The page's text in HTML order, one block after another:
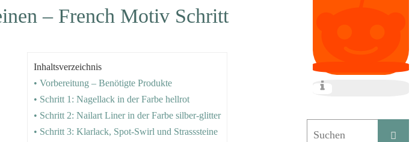
– French Motiv Schritt
Inhaltsverzeichnis
• Vorbereitung – Benötigte Produkte
• Schritt 1: Nagellack in der Farbe hellrot
• Schritt 2: Nailart Liner in der Farbe silber-glitter
• Schritt 3: Klarlack, Spot-Swirl und Strasssteine